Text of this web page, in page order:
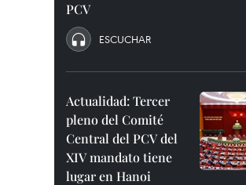
PCV
ESCUCHAR
Actualidad: Tercer
pleno del Comité
Central del PCV del
XIV mandato tiene
lugar en Hanoi